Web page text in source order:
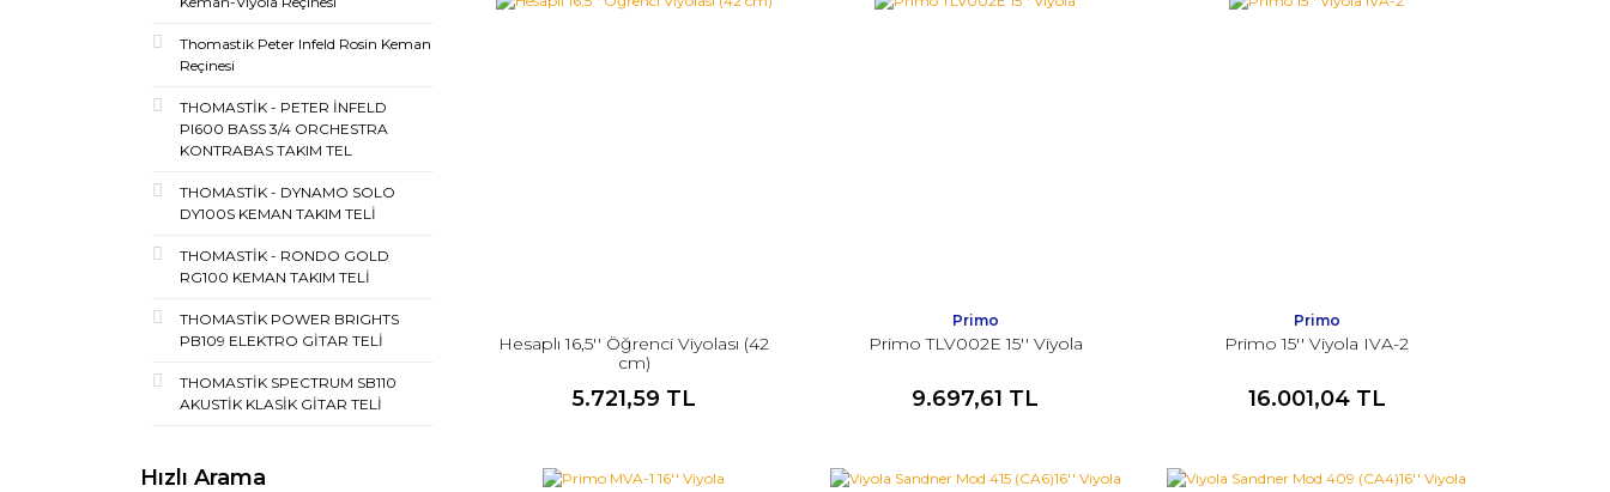
Thomastik Peter Infeld Rosin Keman
Reçinesi
THOMASTİK - PETER İNFELD
PI600 BASS 3/4 ORCHESTRA
KONTRABAS TAKIM TEL
THOMASTİK - DYNAMO SOLO
DY100S KEMAN TAKIM TELİ
THOMASTİK - RONDO GOLD
RG100 KEMAN TAKIM TELİ
THOMASTİK POWER BRIGHTS
PB109 ELEKTRO GİTAR TELİ
THOMASTİK SPECTRUM SB110
AKUSTİK KLASİK GİTAR TELİ
Hızlı Arama
Hesaplı 16,5'' Öğrenci Viyolası (42
cm)
5.721,59 TL
Primo
Primo TLV002E 15'' Viyola
9.697,61 TL
Primo
Primo 15'' Viyola IVA-2
16.001,04 TL